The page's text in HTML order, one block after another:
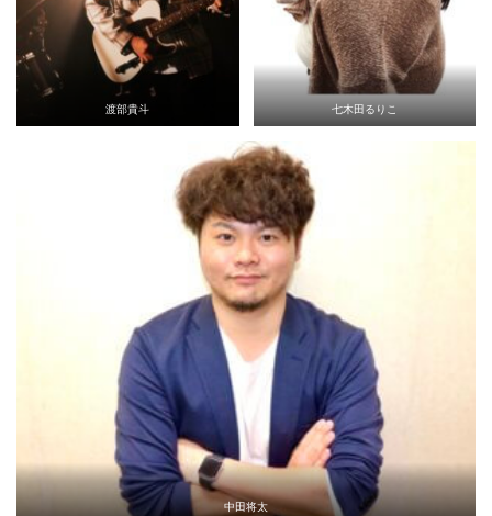
渡部貴斗 七木田るりこ
中田将太